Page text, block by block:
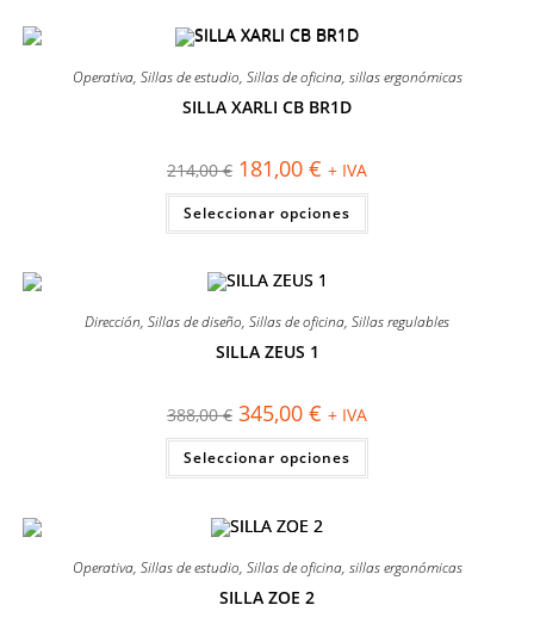
se
pueden
producto
Operativa, Sillas de estudio, Sillas de oficina, sillas ergonómicas
SILLA XARLI CB BR1D
214,00€ El
precio
original
era:
214,00 €.
181,00 € El
precio
actual
es:
181,00 €.
+ IVA
Seleccionar opciones
Este
tiene
se
pueden
producto
Dirección, Sillas de diseño, Sillas de oficina, Sillas regulables
SILLA ZEUS 1
388,00€ El
precio
original
era:
388,00 €.
345,00 € El
precio
actual
es:
345,00 €.
+ IVA
Seleccionar opciones
Este
tiene
se
pueden
Operativa, Sillas de estudio, Sillas de oficina, sillas ergonómicas
SILLA ZOE 2